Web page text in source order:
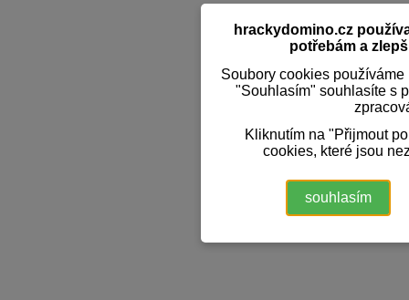
hrackydomino.cz
potřebám a
Soubory cookies
"Souhlasím" souhlasíte s
Kliknutím na "Přijmout
cookies, které jsou
souhlasím